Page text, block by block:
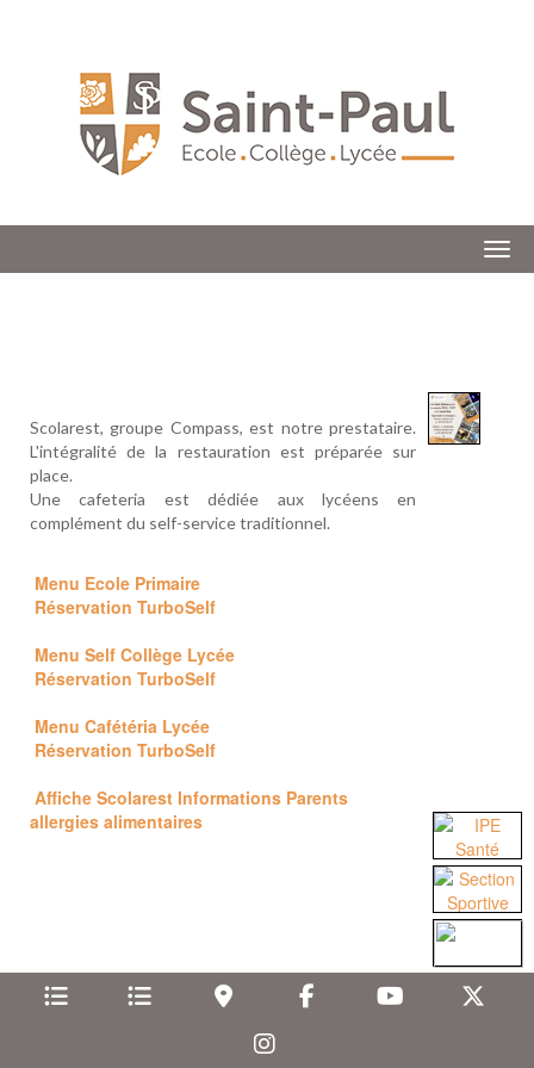
Scolarest, groupe Compass, est notre prestataire.
L'intégralité de la restauration est préparée sur
place.
Une cafeteria est dédiée aux lycéens en
complément du self-service traditionnel.
Menu Ecole Primaire
Réservation TurboSelf
Menu Self Collège Lycée
Réservation TurboSelf
Menu Cafétéria Lycée
Réservation TurboSelf
Affiche Scolarest Informations Parents
allergies alimentaires